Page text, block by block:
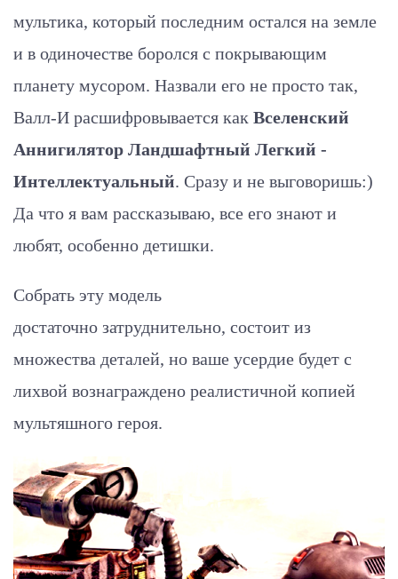
мультика, который последним остался на земле
и в одиночестве боролся с покрывающим
планету мусором. Назвали его не просто так,
Валл-И расшифровывается как Вселенский
Аннигилятор Ландшафтный Легкий -
Интеллектуальный. Сразу и не выговоришь:)
Да что я вам рассказываю, все его знают и
любят, особенно детишки.
Собрать эту модель
достаточно затруднительно, состоит из
множества деталей, но ваше усердие будет с
лихвой вознаграждено реалистичной копией
мультяшного героя.